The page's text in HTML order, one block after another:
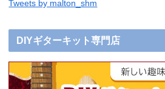
Tweets by malton_shm
DIYギターキット専門店